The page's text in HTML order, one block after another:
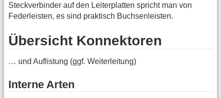
Steckverbinder auf den Leiterplatten spricht man von
Federleisten, es sind praktisch Buchsenleisten.
Übersicht Konnektoren
… und Auflistung (ggf. Weiterleitung)
Interne Arten